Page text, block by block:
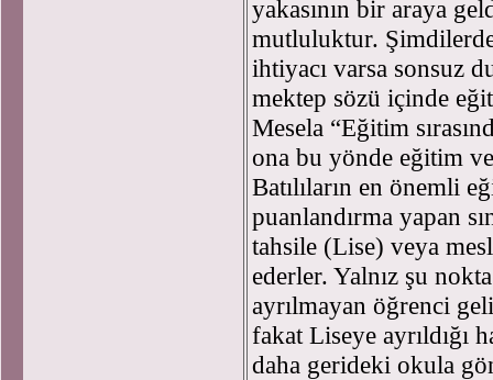
yakasının bir araya
mutluluktur.
ihtiyacı varsa sonsuz
mektep sözü içinde
Mesela “Eğitim
ona bu yönde eğitim
Batılıların en önemli
puanlandırma yapan
tahsile (Lise) veya
ederler. Yalnız şu
ayrılmayan öğrenci
fakat Liseye ayrıldığı
daha gerideki okula